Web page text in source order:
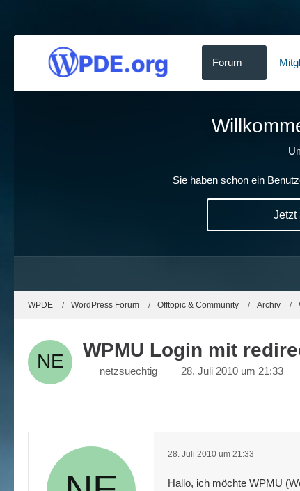
Forum
Sie haben schon ein
Jetzt
WPDE WordPress Forum Offtopic & Community Archiv
WPMU Login mit
netzsuechtig 28. Juli 2010 um 21:33
28. Juli 2010 um 21:33
Hallo, ich möchte WPMU